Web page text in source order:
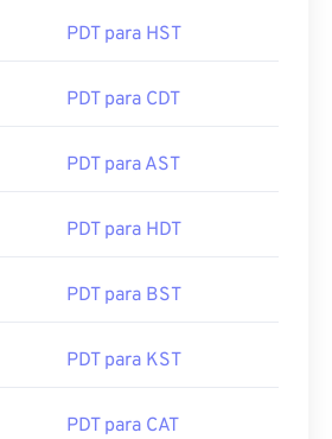
PDT para HST
PDT para CDT
PDT para AST
PDT para HDT
PDT para BST
PDT para KST
PDT para CAT